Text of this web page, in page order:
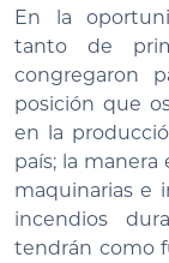
En la
tanto de
congregaron
posición que
en la
país; la manera
maquinarias e
incendios
tendrán como